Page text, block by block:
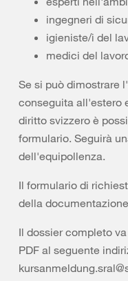
ingegneri di
igieniste/i del
medici del
Se si può dimostrare
conseguita all'estero
diritto svizzero è
formulario. Seguirà
dell'equipollenza.
Il formulario di
della
Il dossier completo
PDF al seguente